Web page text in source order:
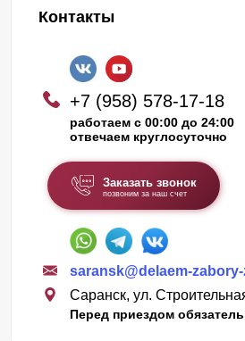
Контакты
+7 (958) 578-17-18
работаем с 00:00 до 24:00
отвечаем круглосуточно
Заказать звонок
позвоним за наш счет
saransk@delaem-
Саранск, ул.
Перед приездом